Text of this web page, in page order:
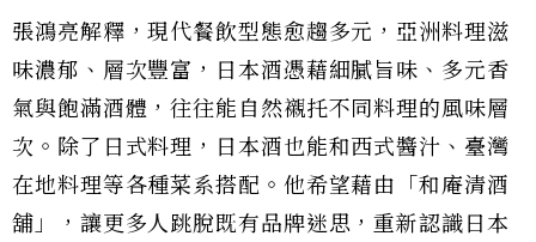
張鴻亮解釋，現代餐飲型態愈趨多元，亞洲料理滋
味濃郁、層次豐富，日本酒憑藉細膩旨味、多元香
氣與飽滿酒體，往往能自然襯托不同料理的風味層
次。除了日式料理，日本酒也能和西式醬汁、臺灣
在地料理等各種菜系搭配。他希望藉由「和庵清酒
舖」，讓更多人跳脫既有品牌迷思，重新認識日本